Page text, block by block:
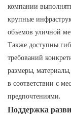
компании
крупные
объемов уличной
Также доступны
требований
размеры,
в соответствии с
предпочтениями.
Поддержка